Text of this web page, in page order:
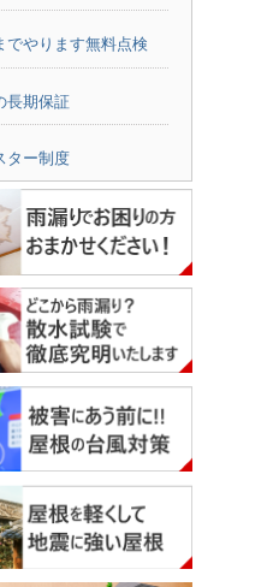
でやります無料点検
長期保証
ター制度